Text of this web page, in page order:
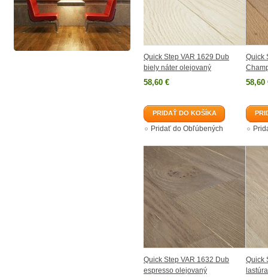
Quick Step VAR 1629 Dub
biely náter olejovaný
58,60 €
PRIDAŤ DO KOŠÍKA
Pridať do Obľúbených
Quick
58,60
Quick Step VAR 1632 Dub
espresso olejovaný
Quick